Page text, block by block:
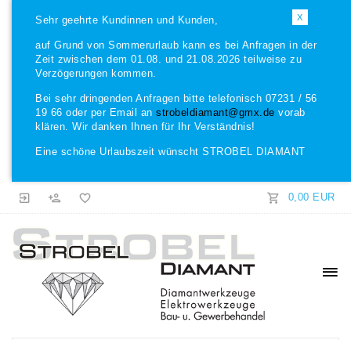
X
Sehr geehrte Kundinnen und Kunden,
auf Grund von Sommerurlaub kann es bei Anfragen in der
Zeit zwischen dem 01.08. und 21.08.2026 teilweise zu
Verzögerungen kommen.
Bei sehr dringenden Anfragen bitte telefonisch 07231 / 56
19 66 oder per Email an strobeldiamant@gmx.de vorab
klären. Wir danken Ihnen für Ihr Verständnis!
Eine schöne Urlaubszeit wünscht STROBEL DIAMANT
0,00 EUR